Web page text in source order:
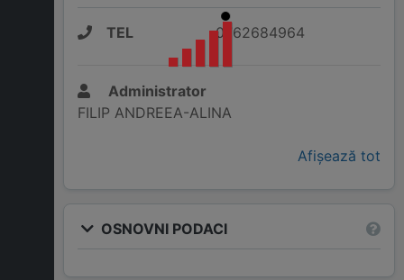
TEL 0762684964
Administrator
FILIP ANDREEA-ALINA
Afișează tot
OSNOVNI PODACI